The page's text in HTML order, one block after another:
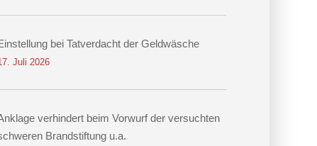
bei Tatverdacht der Geldwäsche
Juli 2026
verhindert beim Vorwurf der versuchten
Brandstiftung u.a.